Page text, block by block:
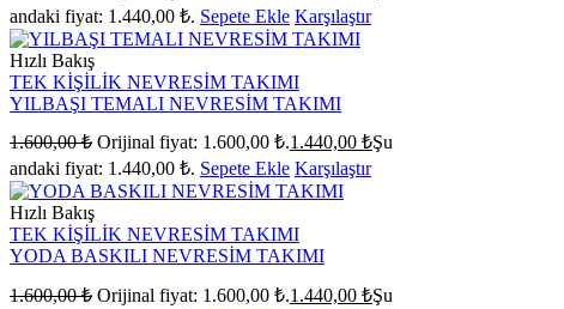
andaki fiyat: 1.440,00 ₺. Sepete Ekle Karşılaştır
Hızlı Bakış
TEK KİŞİLİK NEVRESİM TAKIMI
YILBAŞI TEMALI NEVRESİM TAKIMI
1.600,00₺ Orijinal fiyat: 1.600,00 ₺.1.440,00 ₺Şu
andaki fiyat: 1.440,00 ₺. Sepete Ekle Karşılaştır
Hızlı Bakış
TEK KİŞİLİK NEVRESİM TAKIMI
YODA BASKILI NEVRESİM TAKIMI
1.600,00₺ Orijinal fiyat: 1.600,00 ₺.1.440,00 ₺Şu